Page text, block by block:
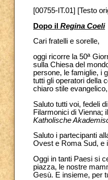
[00755-IT.01] [Testo
Dopo il Regina Coeli
Cari fratelli e sorelle,
oggi ricorre la 50ª
sulla Chiesa del
persone, le famiglie, i
tutti gli operatori della
chiaro stile
Saluto tutti voi, fedeli
Filarmonici di Vienna;
Katholische
Saluto i partecipanti
Ovest e Roma Sud, e
Oggi in tanti Paesi si
piazza, le nostre
Gesù. E insieme, per